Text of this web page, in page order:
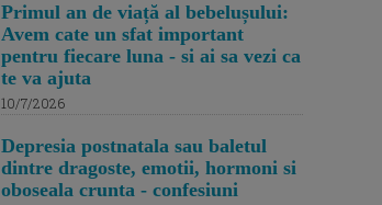
Primul an de viață al bebelușului:
Avem cate un sfat important
pentru fiecare luna - si ai sa vezi ca
te va ajuta
10/7/2026
Depresia postnatala sau baletul
dintre dragoste, emotii, hormoni si
oboseala crunta - confesiuni